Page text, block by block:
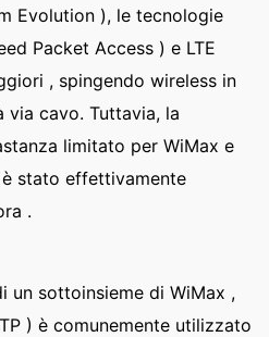
Evolution ), le tecnologie
​​Packet Access ) e LTE
, spingendo wireless in
via cavo. Tuttavia, la
limitato per WiMax e
è stato effettivamente
.
un sottoinsieme di WiMax ,
) è comunemente utilizzato